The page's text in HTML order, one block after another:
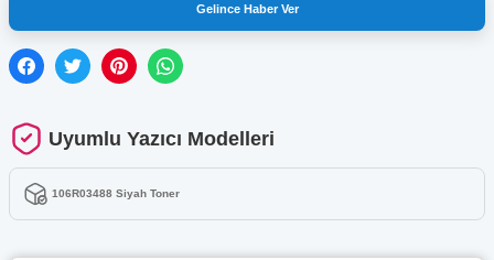
Gelince Haber Ver
Uyumlu Yazıcı Modelleri
106R03488 Siyah Toner